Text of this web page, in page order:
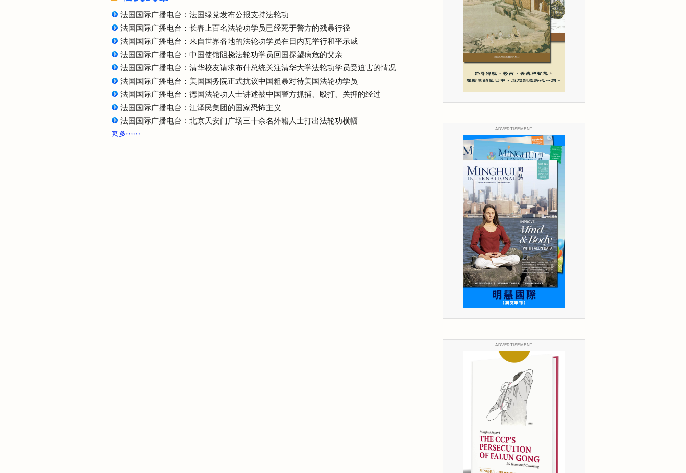
法国国际广播电台：法国绿党发布公报支持法轮功
法国国际广播电台：长春上百名法轮功学员已经死于警方的残暴行径
法国国际广播电台：来自世界各地的法轮功学员在日内瓦举行和平示威
法国国际广播电台：中国使馆阻挠法轮功学员回国探望病危的父亲
法国国际广播电台：清华校友请求布什总统关注清华大学法轮功学员受迫害的情况
法国国际广播电台：美国国务院正式抗议中国粗暴对待美国法轮功学员
法国国际广播电台：德国法轮功人士讲述被中国警方抓捕、殴打、关押的经过
法国国际广播电台：江泽民集团的国家恐怖主义
法国国际广播电台：北京天安门广场三十余名外籍人士打出法轮功横幅
ADVERTISEMENT
ADVERTISEMENT